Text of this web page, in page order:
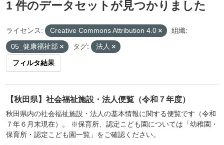
1 件のデータセットが見つかりました
ライセンス: Creative Commons Attribution 4.0
組織:
05_健康福祉部
タグ: 法人
フィルタ結果
【秋田県】社会福祉施設・法人便覧（令和７年度）
秋田県内の社会福祉施設・法人の基本情報に関する便覧です（令和
７年６月末現在）。 ※保育所、認定こども園については「幼稚園・
保育所・認定こども園一覧」をご確認ください。